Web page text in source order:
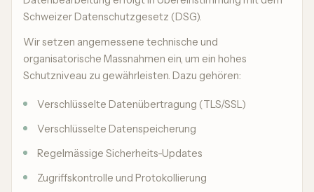
Schweizer Datenschutzgesetz (DSG).
Wir setzen angemessene technische und
organisatorische Massnahmen ein, um ein hohes
Schutzniveau zu gewährleisten. Dazu gehören:
Verschlüsselte Datenübertragung (TLS/SSL)
Verschlüsselte Datenspeicherung
Regelmässige Sicherheits-Updates
Zugriffskontrolle und Protokollierung